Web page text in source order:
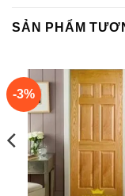
SẢN PHẨM
-3%